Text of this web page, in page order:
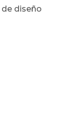
diseño